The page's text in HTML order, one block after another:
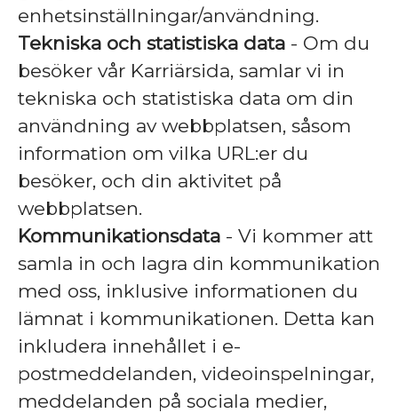
enhetsinställningar/användning.
Tekniska och statistiska data - Om du
besöker vår Karriärsida, samlar vi in
tekniska och statistiska data om din
användning av webbplatsen, såsom
information om vilka URL:er du
besöker, och din aktivitet på
webbplatsen.
Kommunikationsdata - Vi kommer att
samla in och lagra din kommunikation
med oss, inklusive informationen du
lämnat i kommunikationen. Detta kan
inkludera innehållet i e-
postmeddelanden, videoinspelningar,
meddelanden på sociala medier,